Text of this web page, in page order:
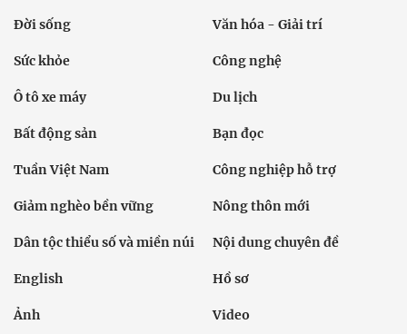
Đời sống Văn hóa - Giải trí
Sức khỏe Công nghệ
Ô tô xe máy Du lịch
Bất động sản Bạn đọc
Tuần Việt Nam Công nghiệp hỗ trợ
Giảm nghèo bền vững Nông thôn mới
Dân tộc thiểu số và miền núi Nội dung chuyên đề
English Hồ sơ
Ảnh Video